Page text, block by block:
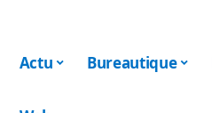
Actu Bureautique